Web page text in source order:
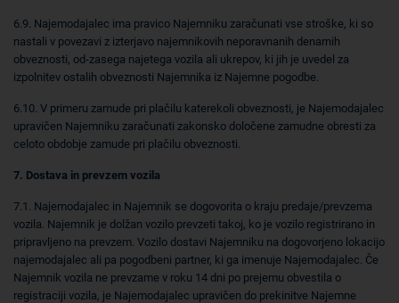
6.9. Najemodajalec ima pravico Najemniku zaračunati vse stroške, ki so
nastali v povezavi z izterjavo najemnikovih neporavnanih denarnih
obveznosti, od-zasega najetega vozila ali ukrepov, ki jih je uvedel za
izpolnitev ostalih obveznosti Najemnika iz Najemne pogodbe.
6.10. V primeru zamude pri plačilu katerekoli obveznosti, je Najemodajalec
upravičen Najemniku zaračunati zakonsko določene zamudne obresti za
celoto obdobje zamude pri plačilu obveznosti.
7. Dostava in prevzem vozila
7.1. Najemodajalec in Najemnik se dogovorita o kraju predaje/prevzema
vozila. Najemnik je dolžan vozilo prevzeti takoj, ko je vozilo registrirano in
pripravljeno na prevzem. Vozilo dostavi Najemniku na dogovorjeno lokacijo
najemodajalec ali pa pogodbeni partner, ki ga imenuje Najemodajalec. Če
Najemnik vozila ne prevzame v roku 14 dni po prejemu obvestila o
registraciji vozila, je Najemodajalec upravičen do prekinitve Najemne